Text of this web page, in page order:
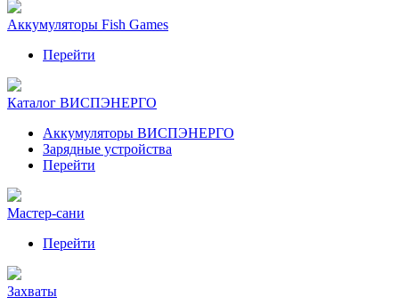
Аккумуляторы Fish Games
Перейти
Каталог ВИСПЭНЕРГО
Аккумуляторы ВИСПЭНЕРГО
Зарядные устройства
Перейти
Мастер-сани
Перейти
Захваты